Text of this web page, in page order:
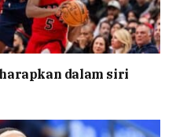
dalam siri